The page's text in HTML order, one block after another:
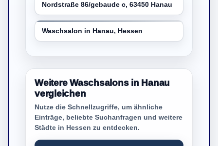
Nordstraße 86/gebaude c, 63450 Hanau
Waschsalon in Hanau, Hessen
Weitere Waschsalons in Hanau
vergleichen
Nutze die Schnellzugriffe, um ähnliche
Einträge, beliebte Suchanfragen und weitere
Städte in Hessen zu entdecken.